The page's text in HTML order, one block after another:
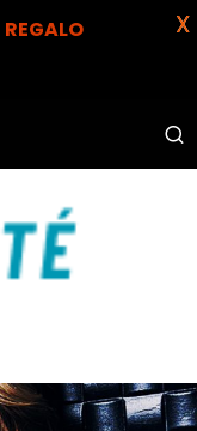
REGALO
X